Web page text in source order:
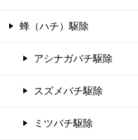
蜂（ハチ）駆除
アシナガバチ駆除
スズメバチ駆除
ミツバチ駆除